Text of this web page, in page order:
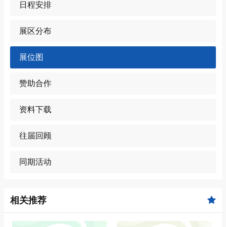
日程安排
展区分布
展位图
赞助合作
资料下载
往届回顾
同期活动
相关推荐